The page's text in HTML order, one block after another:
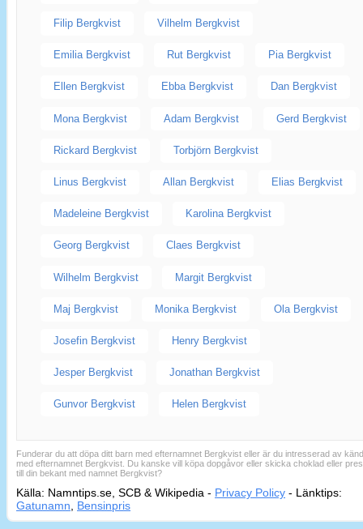
Filip Bergkvist Vilhelm Bergkvist
Emilia Bergkvist Rut Bergkvist Pia Bergkvist
Ellen Bergkvist Ebba Bergkvist Dan Bergkvist
Mona Bergkvist Adam Bergkvist Gerd Bergkvist
Rickard Bergkvist Torbjörn Bergkvist
Linus Bergkvist Allan Bergkvist Elias Bergkvist
Madeleine Bergkvist Karolina Bergkvist
Georg Bergkvist Claes Bergkvist
Wilhelm Bergkvist Margit Bergkvist
Maj Bergkvist Monika Bergkvist Ola Bergkvist
Josefin Bergkvist Henry Bergkvist
Jesper Bergkvist Jonathan Bergkvist
Gunvor Bergkvist Helen Bergkvist
Funderar du att döpa ditt barn med efternamnet Bergkvist eller är du intresserad av
med efternamnet Bergkvist. Du kanske vill köpa dopgåvor eller skicka choklad eller
till din bekant med namnet Bergkvist?
Källa: Namntips.se, SCB & Wikipedia - Privacy Policy - Länktips:
Gatunamn
Bensinpris